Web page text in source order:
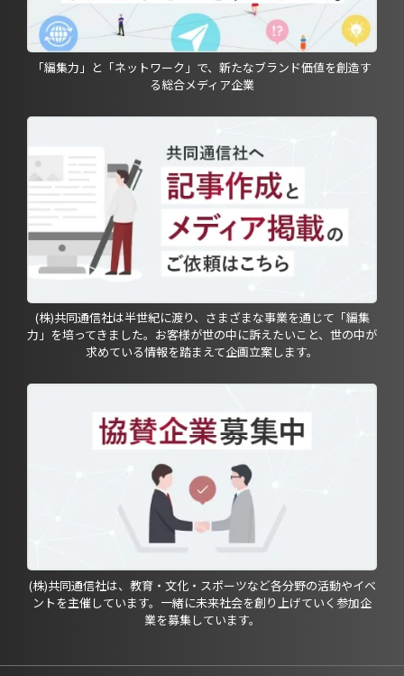
「編集力」と「ネットワーク」で、新たなブランド価値を創造す
る総合メディア企業
(株)共同通信社は半世紀に渡り、さまざまな事業を通じて「編集
力」を培ってきました。お客様が世の中に訴えたいこと、世の中が
求めている情報を踏まえて企画立案します。
(株)共同通信社は、教育・文化・スポーツなど各分野の活動やイベ
ントを主催しています。一緒に未来社会を創り上げていく参加企
業を募集しています。